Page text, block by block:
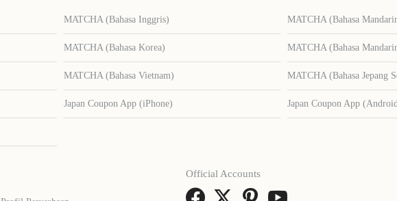
MATCHA (Bahasa Inggris) MATCHA (Bahasa
MATCHA (Bahasa Korea) MATCHA (Bahasa
MATCHA (Bahasa Vietnam) MATCHA (Bahasa Jepang
Japan Coupon App (iPhone) Japan Coupon App
Official Accounts